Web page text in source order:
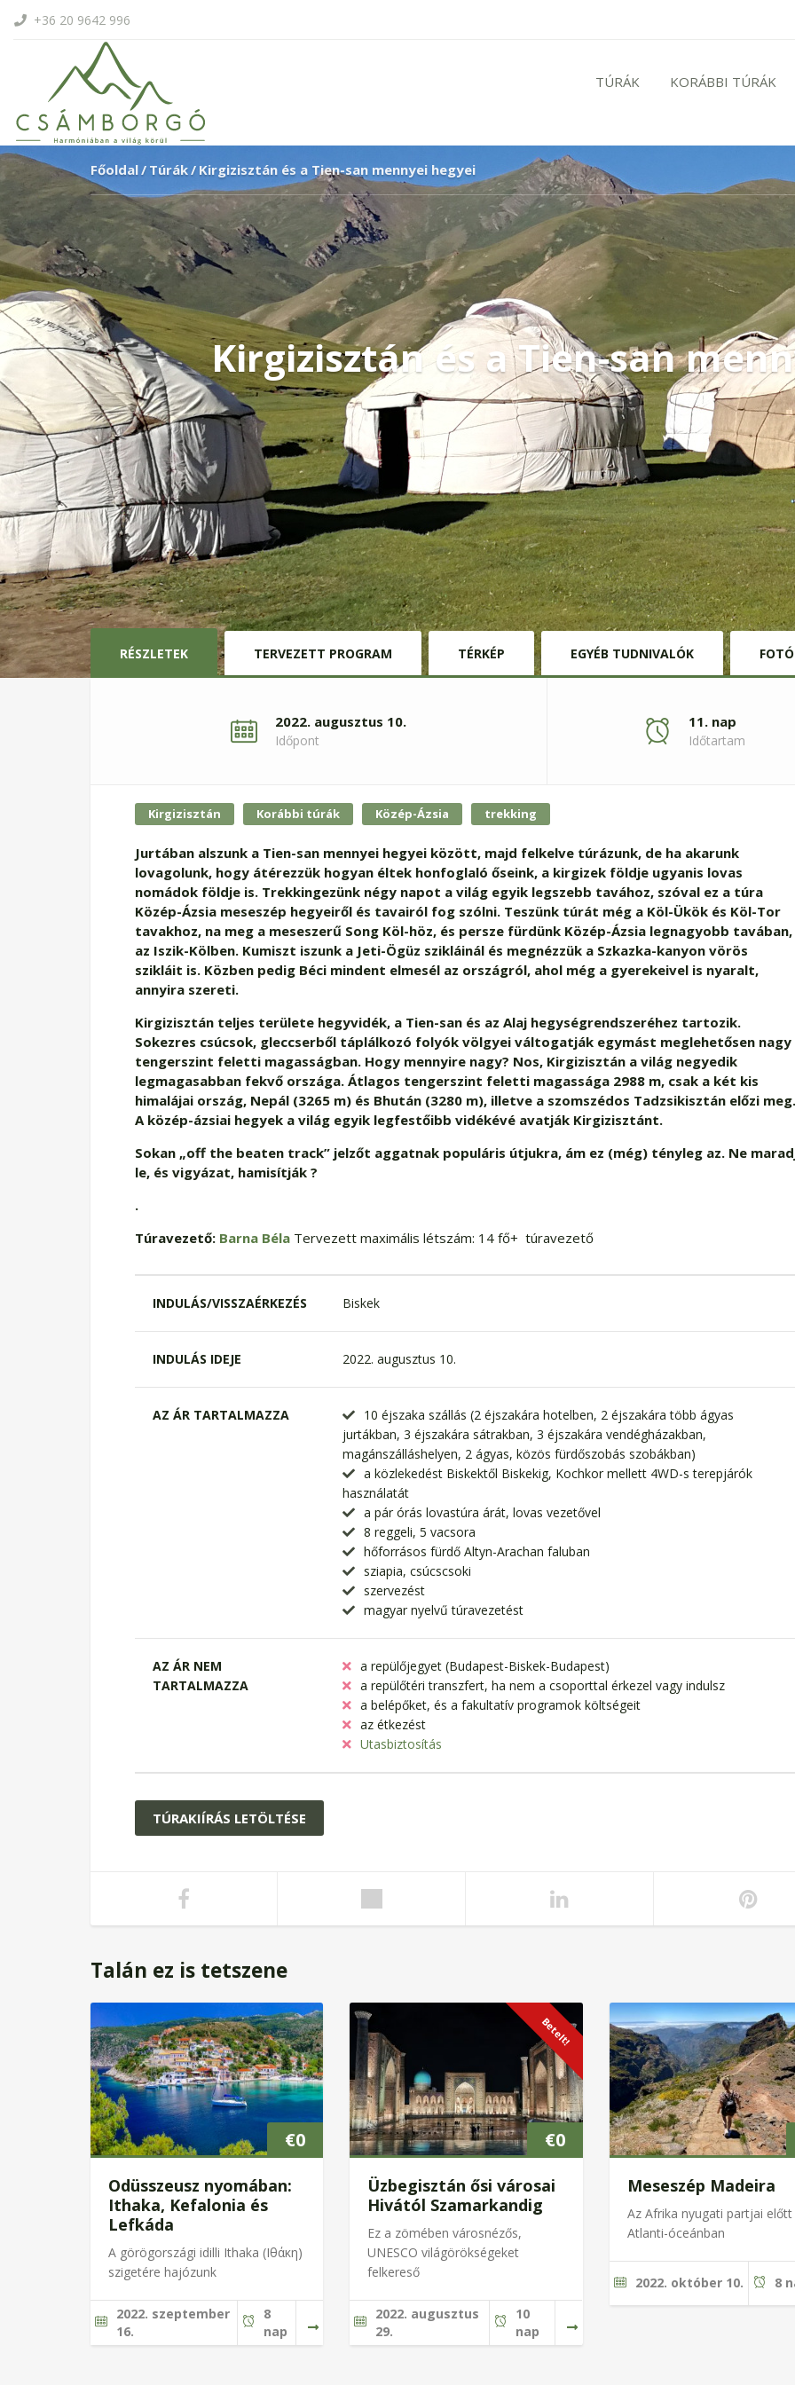
+36 20 9642 996
TÚRÁK KORÁBBI TÚRÁK
Főoldal Túrák Kirgizisztán és a Tien-san mennyei hegyei
Kirgizisztán és a Tien-san
RÉSZLETEK TERVEZETT PROGRAM TÉRKÉP EGYÉB TUDNIVALÓK
2022. augusztus 10.
Időpont
11. nap
Időtartam
Kirgizisztán Korábbi túrák Közép-Ázsia trekking
Jurtában alszunk a Tien-san mennyei hegyei között, majd felkelve túrázunk, de ha akarunk
lovagolunk, hogy átérezzük hogyan éltek honfoglaló őseink, a kirgizek földje ugyanis lovas
nomádok földje is. Trekkingezünk négy napot a világ egyik legszebb tavához, szóval ez a túra
Közép-Ázsia meseszép hegyeiről és tavairól fog szólni. Teszünk túrát még a Köl-Ükök és Köl-Tor
tavakhoz, na meg a meseszerű Song Köl-höz, és persze fürdünk Közép-Ázsia legnagyobb tavában,
az Iszik-Kölben. Kumiszt iszunk a Jeti-Ögüz szikláinál és megnézzük a Szkazka-kanyon vörös
szikláit is. Közben pedig Béci mindent elmesél az országról, ahol még a gyerekeivel is nyaralt,
annyira szereti.
Kirgizisztán teljes területe hegyvidék, a Tien-san és az Alaj hegységrendszeréhez tartozik.
Sokezres csúcsok, gleccserből táplálkozó folyók völgyei váltogatják egymást meglehetősen nagy
tengerszint feletti magasságban. Hogy mennyire nagy? Nos, Kirgizisztán a világ negyedik
legmagasabban fekvő országa. Átlagos tengerszint feletti magassága 2988 m, csak a két kis
himalájai ország, Nepál (3265 m) és Bhután (3280 m), illetve a szomszédos Tadzsikisztán előzi meg.
A közép-ázsiai hegyek a világ egyik legfestőibb vidékévé avatják Kirgizisztánt.
Sokan „off the beaten track” jelzőt aggatnak populáris útjukra, ám ez (még) tényleg az. Ne
le, és vigyázat, hamisítják ?
.
Túravezető: Barna Béla Tervezett maximális létszám: 14 fő+ túravezető
INDULÁS/VISSZAÉRKEZÉS Biskek
INDULÁS IDEJE 2022. augusztus 10.
AZ ÁR TARTALMAZZA
10 éjszaka szállás (2 éjszakára hotelben, 2 éjszakára több ágyas
jurtákban, 3 éjszakára sátrakban, 3 éjszakára vendégházakban,
magánszálláshelyen, 2 ágyas, közös fürdőszobás szobákban)
a közlekedést Biskektől Biskekig, Kochkor mellett 4WD-s terepjárók
használatát
a pár órás lovastúra árát, lovas vezetővel
8 reggeli, 5 vacsora
hőforrásos fürdő Altyn-Arachan faluban
sziapia, csúcscsoki
szervezést
magyar nyelvű túravezetést
AZ ÁR NEM
TARTALMAZZA
a repülőjegyet (Budapest-Biskek-Budapest)
a repülőtéri transzfert, ha nem a csoporttal érkezel vagy indulsz
a belépőket, és a fakultatív programok költségeit
az étkezést
Utasbiztosítás
TÚRAKIÍRÁS LETÖLTÉSE
Talán ez is tetszene
€0
Odüsszeusz nyomában:
Ithaka, Kefalonia és
Lefkáda
A görögországi idilli Ithaka (Ιθάκη)
szigetére hajózunk
2022. szeptember
16.
8
nap
Betelt!
€0
Üzbegisztán ősi városai
Hivától Szamarkandig
Ez a zömében városnézős,
UNESCO világörökségeket
felkereső
2022. augusztus
29.
10
nap
Meseszép Madeira
Az Afrika nyugati partjai előtt
Atlanti-óceánban
2022. október 10. 8